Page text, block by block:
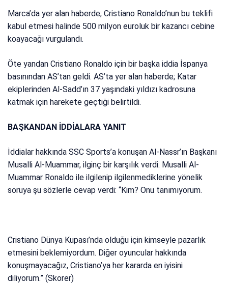
Marca’da yer alan haberde; Cristiano Ronaldo’nun bu teklifi
kabul etmesi halinde 500 milyon euroluk bir kazancı cebine
koayacağı vurgulandı.
Öte yandan Cristiano Ronaldo için bir başka iddia İspanya
basınından AS’tan geldi. AS’ta yer alan haberde; Katar
ekiplerinden Al-Sadd’ın 37 yaşındaki yıldızı kadrosuna
katmak için harekete geçtiği belirtildi.
BAŞKANDAN İDDİALARA YANIT
İddialar hakkında SSC Sports’a konuşan Al-Nassr’ın Başkanı
Musalli Al-Muammar, ilginç bir karşılık verdi. Musalli Al-
Muammar Ronaldo ile ilgilenip ilgilenmediklerine yönelik
soruya şu sözlerle cevap verdi: “Kim? Onu tanımıyorum.
Cristiano Dünya Kupası’nda olduğu için kimseyle pazarlık
etmesini beklemiyordum. Diğer oyuncular hakkında
konuşmayacağız, Cristiano’ya her kararda en iyisini
diliyorum.” (Skorer)